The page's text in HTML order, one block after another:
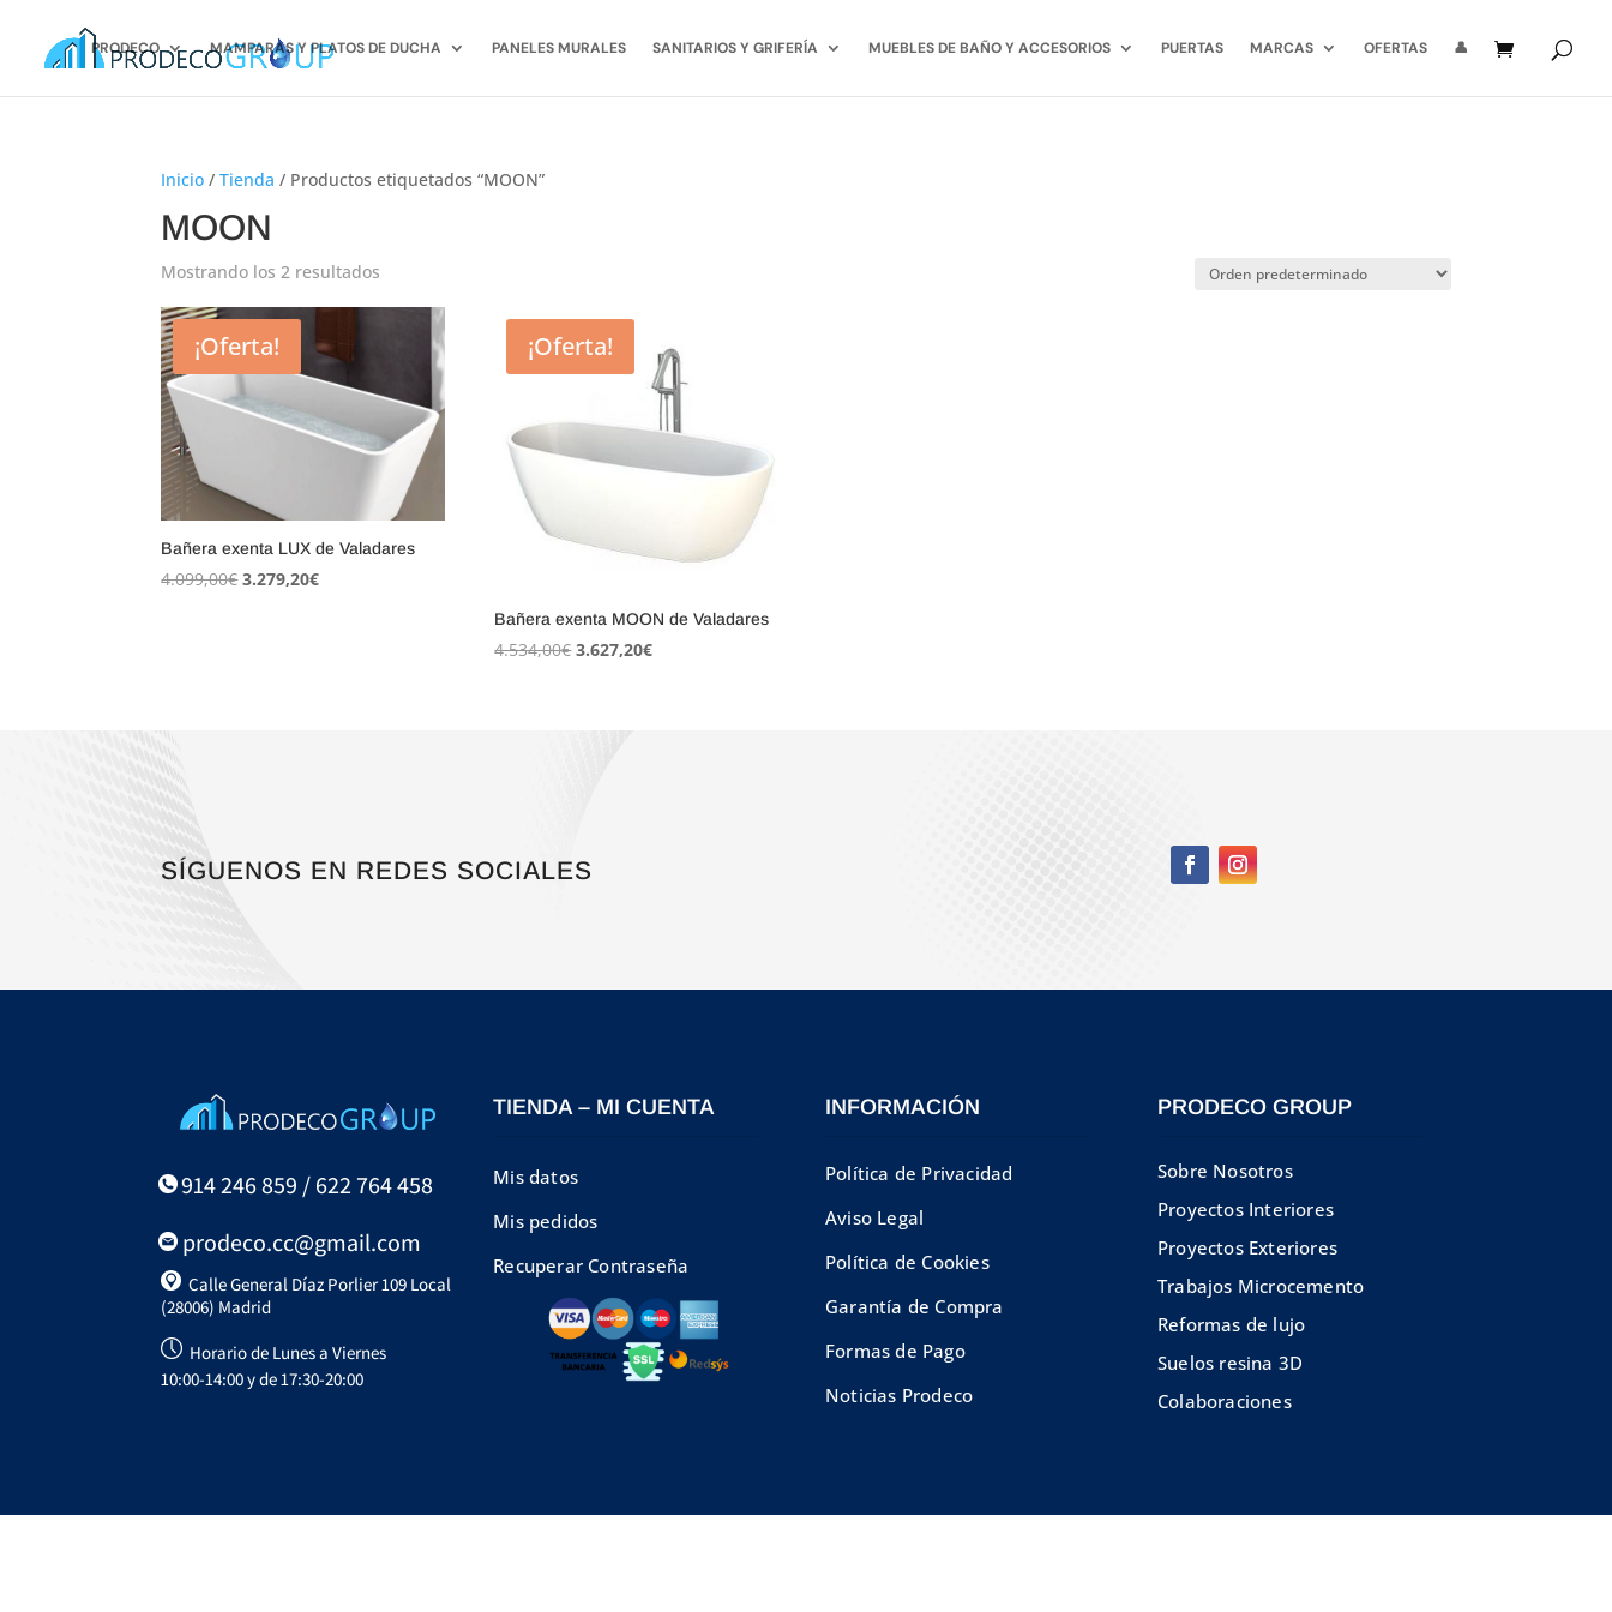
PRODECO MAMPARAS Y PLATOS DE DUCHA PANELES MURALES SANITARIOS Y GRIFERÍA MUEBLES DE BAÑO Y ACCESORIOS PUERTAS MARCAS OFERTAS 👤
Inicio /Tienda / Productos etiquetados “MOON”
MOON
Mostrando los 2 resultados
¡Oferta!
Bañera exenta LUX de Valadares
4.099,00€ El
3.279,20€El
¡Oferta!
Bañera exenta MOON de Valadares
4.534,00€El
3.627,20€El
SÍGUENOS EN REDES SOCIALES
914 246 859 / 622 764 458
prodeco.cc@gmail.com
Calle General Díaz Porlier 109 Local
(28006) Madrid
Horario de Lunes a Viernes
10:00-14:00 y de 17:30-20:00
TIENDA – MI CUENTA
Mis datos
Mis pedidos
Recuperar Contraseña
INFORMACIÓN
Política de Privacidad
Aviso Legal
Política de Cookies
Garantía de Compra
Formas de Pago
Noticias Prodeco
PRODECO GROUP
Sobre Nosotros
Proyectos Interiores
Proyectos Exteriores
Trabajos Microcemento
Reformas de lujo
Suelos resina 3D
Colaboraciones